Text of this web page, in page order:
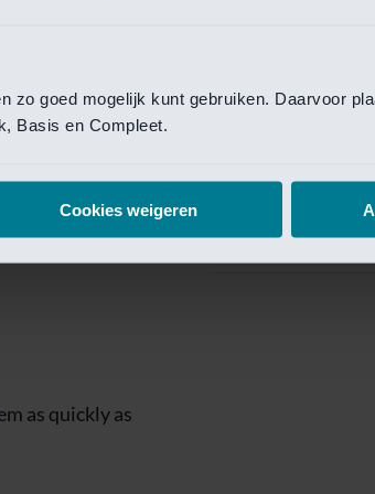
zo goed mogelijk kunt gebruiken. Daarvoor
Basis en Compleet.
Cookies weigeren
Van Lanschot
as quickly as